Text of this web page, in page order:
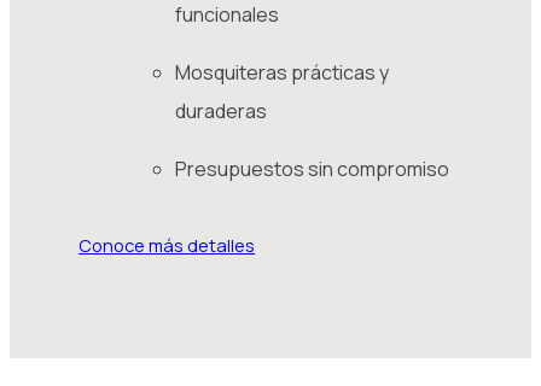
funcionales
Mosquiteras prácticas y
duraderas
Presupuestos sin compromiso
Conoce más detalles